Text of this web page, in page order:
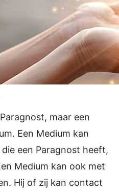
maar een
Een Medium kan
een Paragnost heeft,
Medium kan ook met
Hij of zij kan contact